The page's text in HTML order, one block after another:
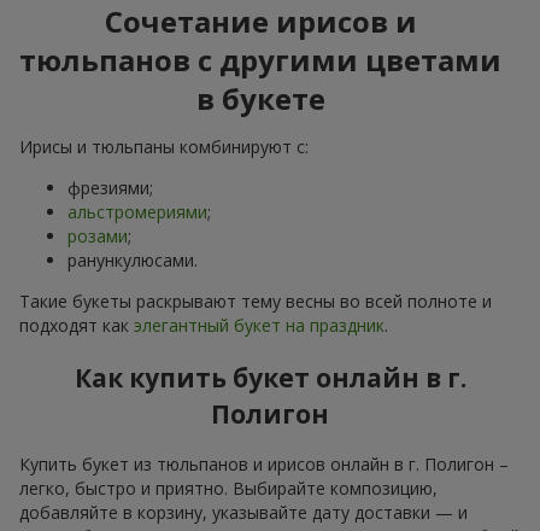
Сочетание ирисов и
тюльпанов с другими цветами
в букете
Ирисы и тюльпаны комбинируют с:
фрезиями;
альстромериями;
розами;
ранункулюсами.
Такие букеты раскрывают тему весны во всей полноте и
подходят как элегантный букет на праздник.
Как купить букет онлайн в г.
Полигон
Купить букет из тюльпанов и ирисов онлайн в г. Полигон –
легко, быстро и приятно. Выбирайте композицию,
добавляйте в корзину, указывайте дату доставки — и